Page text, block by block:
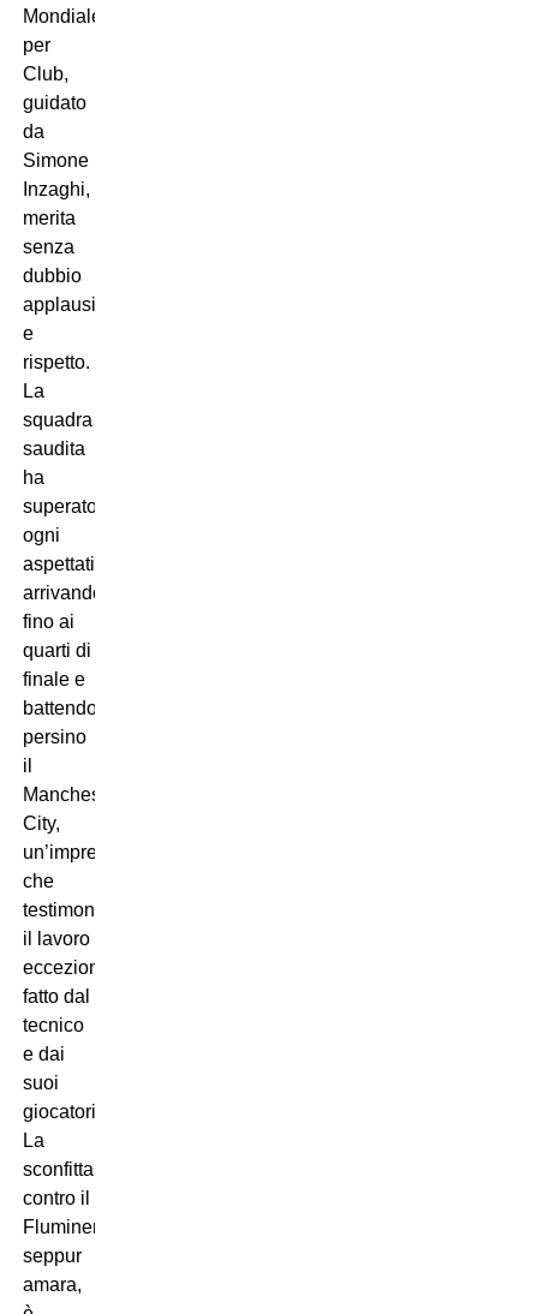
Mondiale
per
Club,
guidato
da
Simone
Inzaghi,
merita
senza
dubbio
applausi
e
rispetto.
La
squadra
saudita
ha
superato
ogni
aspettativa,
arrivando
fino ai
quarti di
finale e
battendo
persino
il
Manchester
City,
un’impresa
che
testimonia
il lavoro
eccezionale
fatto dal
tecnico
e dai
suoi
giocatori.
La
sconfitta
contro il
Fluminense,
seppur
amara,